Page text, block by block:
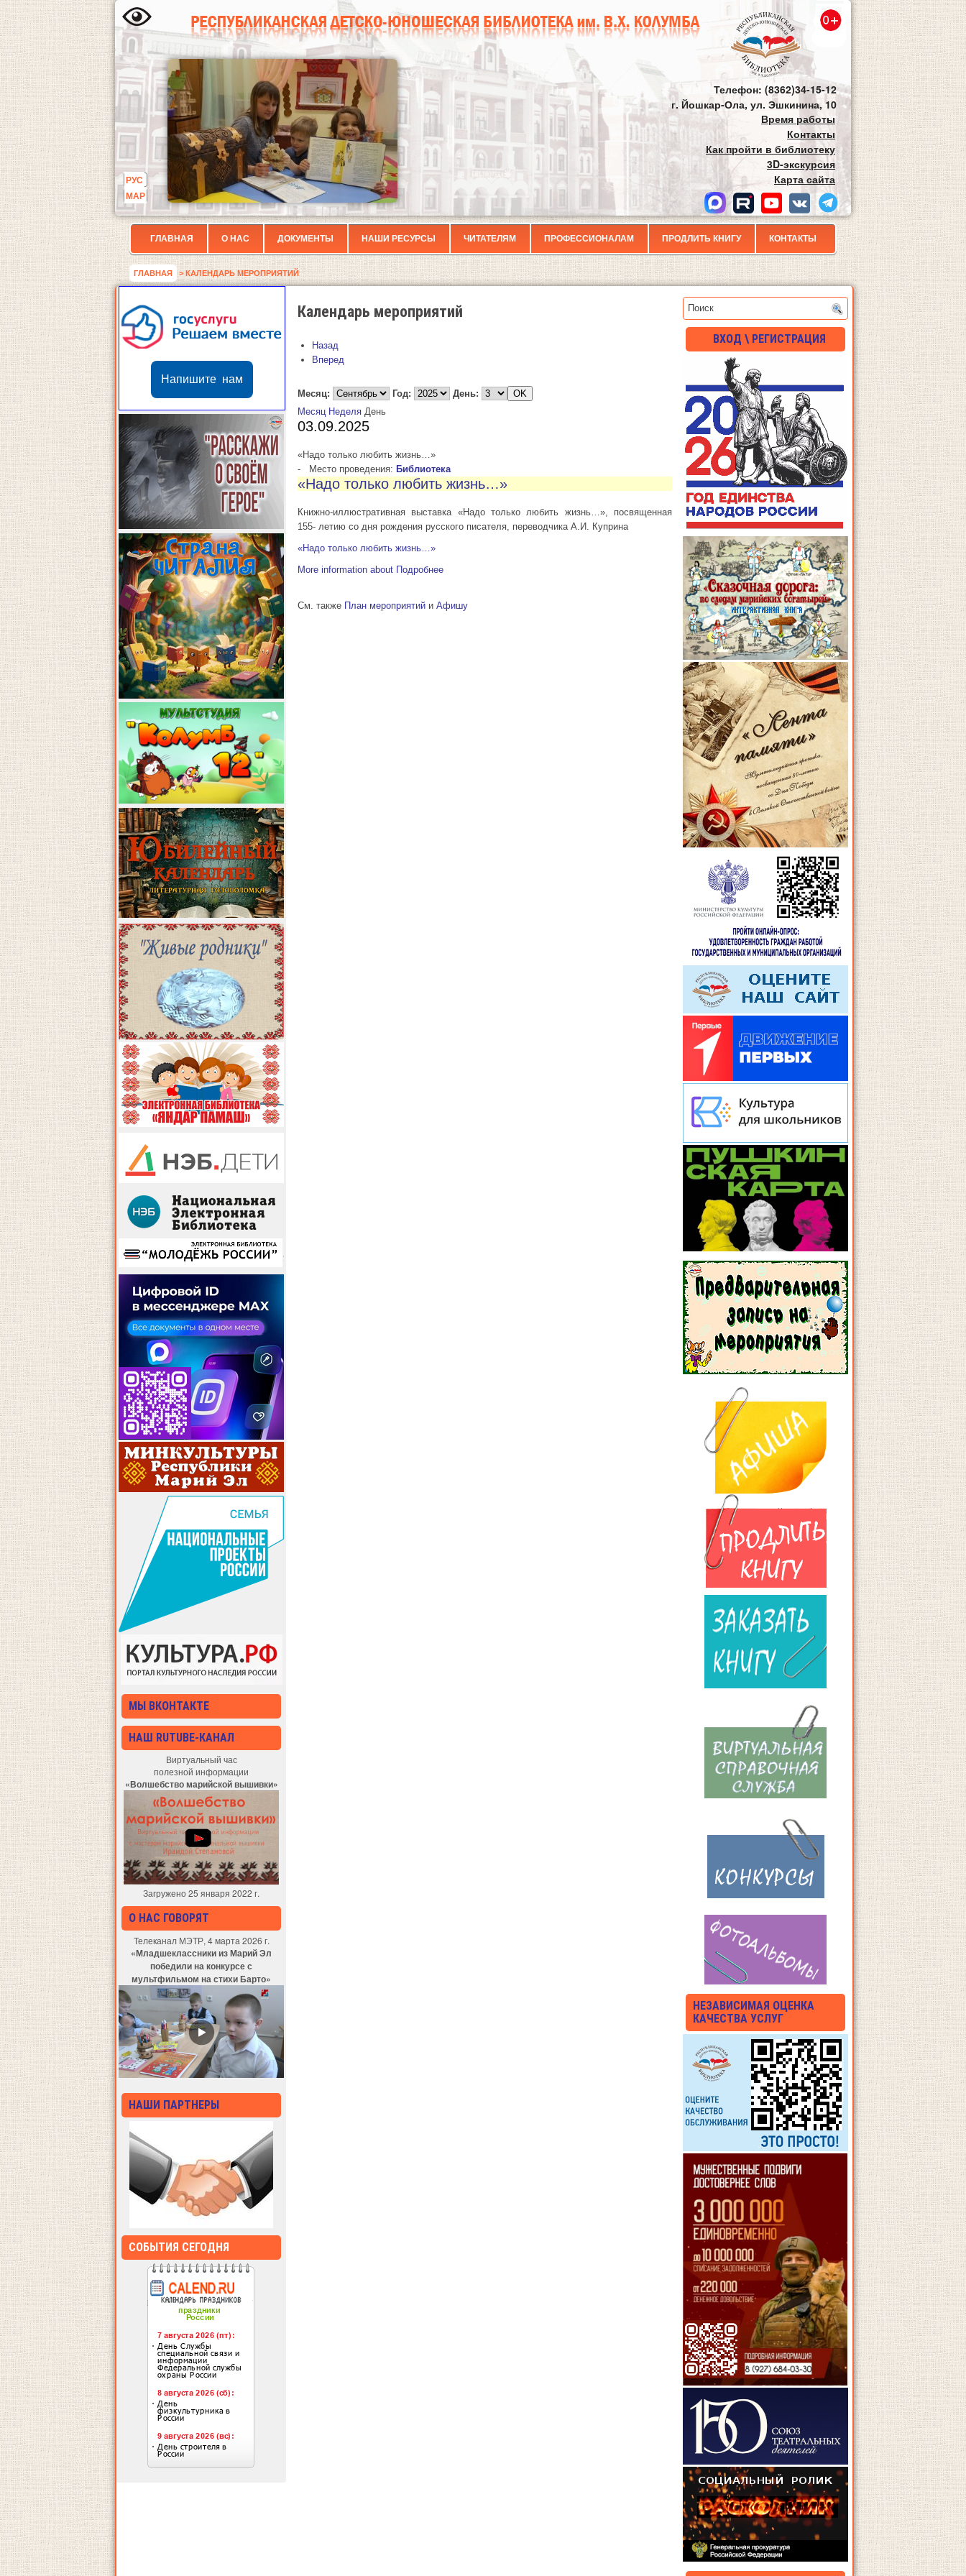
РУС
МАР
Телефон: (8362)34-15-12
г. Йошкар-Ола, ул. Эшкинина, 10
Время работы
Контакты
Как пройти в библиотеку
3D-экскурсия
Карта сайта
ГЛАВНАЯ О НАС ДОКУМЕНТЫ НАШИ РЕСУРСЫ ЧИТАТЕЛЯМ ПРОФЕССИОНАЛАМ ПРОДЛИТЬ КНИГУ КОНТАКТЫ
ГЛАВНАЯ > КАЛЕНДАРЬ МЕРОПРИЯТИЙ
Напишите нам
МЫ ВКОНТАКТЕ
НАШ RUTUBE-КАНАЛ
Виртуальный час
полезной информации
«Волшебство марийской вышивки»
Загружено 25 января 2022 г.
О НАС ГОВОРЯТ
Телеканал МЭТР, 4 марта 2026 г.
«Младшеклассники из Марий Эл
победили на конкурсе с
мультфильмом на стихи Барто»
НАШИ ПАРТНЕРЫ
СОБЫТИЯ СЕГОДНЯ
Календарь мероприятий
Назад
Вперед
Месяц: Год:
День:
Месяц Неделя День
03.09.2025
«Надо только любить жизнь…»
-
Место проведения: Библиотека
«Надо только любить жизнь…»
Книжно-иллюстративная выставка «Надо только любить жизнь…», посвященная
155- летию со дня рождения русского писателя, переводчика А.И. Куприна
«Надо только любить жизнь…»
More information about Подробнее
См. также План мероприятий и Афишу
ВХОД \ РЕГИСТРАЦИЯ
НЕЗАВИСИМАЯ ОЦЕНКА
КАЧЕСТВА УСЛУГ